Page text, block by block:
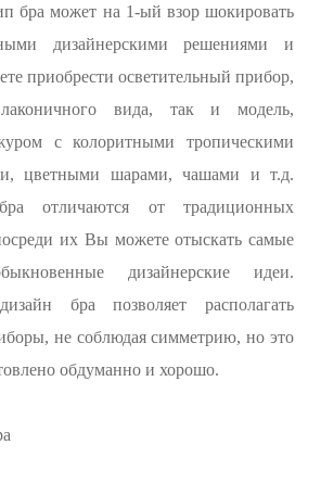
бра может на 1-ый взор шокировать
дизайнерскими решениями и
приобрести осветительный прибор,
вида, так и модель,
с колоритными тропическими
цветными шарами, чашами и т.д.
отличаются от традиционных
их Вы можете отыскать самые
дизайнерские идеи.
бра позволяет располагать
не соблюдая симметрию, но это
обдуманно и хорошо.